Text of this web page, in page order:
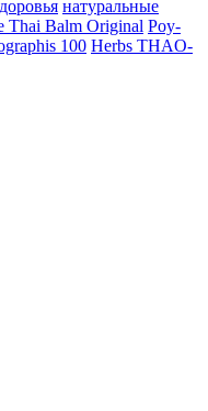
натуральные
Thai Balm Original Poy-
100 Herbs THAO-